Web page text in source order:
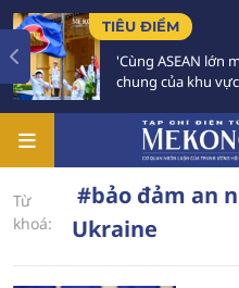
TIÊU ĐIỂM
'Cùng ASEAN lớn
chung của khu vực
Từ
khoá:
#bảo đảm an
Ukraine